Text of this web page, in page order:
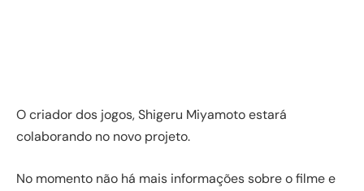
O criador dos jogos, Shigeru Miyamoto estará
colaborando no novo projeto.
No momento não há mais informações sobre o filme e